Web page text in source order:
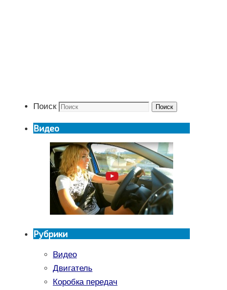
Поиск Поиск
Видео
Рубрики
Видео
Двигатель
Коробка передач